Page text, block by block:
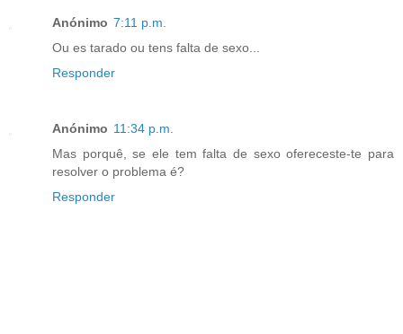
Anónimo 7:11 p.m.
Ou es tarado ou tens falta de sexo...
Responder
Anónimo 11:34 p.m.
Mas porquê, se ele tem falta de sexo ofereceste-te para
resolver o problema é?
Responder